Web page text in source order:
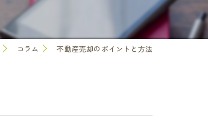
コラム 不動産売却のポイントと方法